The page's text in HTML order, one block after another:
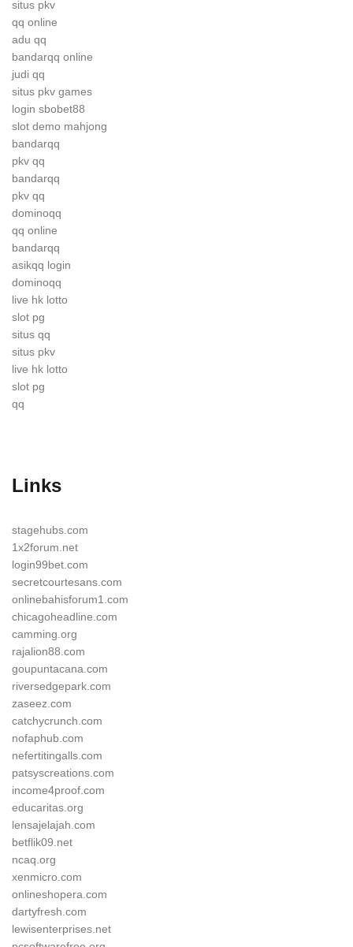
situs pkv
qq online
adu qq
bandarqq online
judi qq
situs pkv games
login sbobet88
slot demo mahjong
bandarqq
pkv qq
bandarqq
pkv qq
dominoqq
qq online
bandarqq
asikqq login
dominoqq
live hk lotto
slot pg
situs qq
situs pkv
live hk lotto
slot pg
qq
Links
stagehubs.com
1x2forum.net
login99bet.com
secretcourtesans.com
onlinebahisforum1.com
chicagoheadline.com
camming.org
rajalion88.com
goupuntacana.com
riversedgepark.com
zaseez.com
catchycrunch.com
nofaphub.com
nefertitingalls.com
patsyscreations.com
income4proof.com
educaritas.org
lensajelajah.com
betflik09.net
ncaq.org
xenmicro.com
onlineshopera.com
dartyfresh.com
lewisenterprises.net